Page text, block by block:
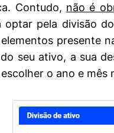
Contudo, não é
optar pela divisão
presente
seu ativo, a sua
o ano e